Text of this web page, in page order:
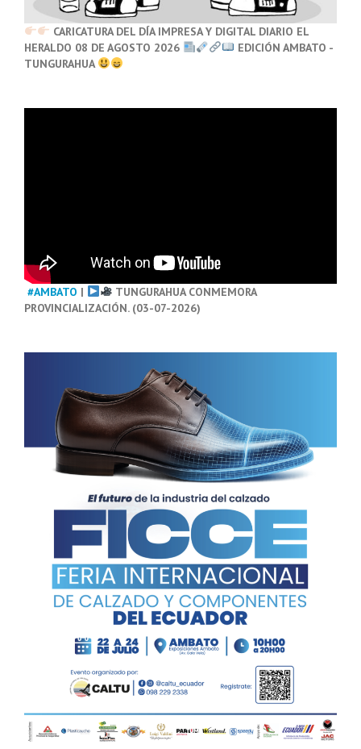
CARICATURA DEL DÍA IMPRESA Y DIGITAL DIARIO EL
HERALDO 08 DE AGOSTO 2026
EDICIÓN AMBATO -
TUNGURAHUA
#AMBATO |
TUNGURAHUA CONMEMORA
PROVINCIALIZACIÓN. (03-07-2026)